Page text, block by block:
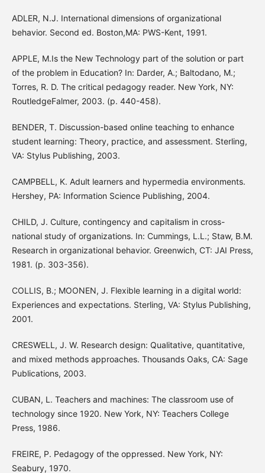
ADLER, N.J. International dimensions of organizational
behavior. Second ed. Boston,MA: PWS-Kent, 1991.
APPLE, M.Is the New Technology part of the solution or part
of the problem in Education? In: Darder, A.; Baltodano, M.;
Torres, R. D. The critical pedagogy reader. New York, NY:
RoutledgeFalmer, 2003. (p. 440-458).
BENDER, T. Discussion-based online teaching to enhance
student learning: Theory, practice, and assessment. Sterling,
VA: Stylus Publishing, 2003.
CAMPBELL, K. Adult learners and hypermedia environments.
Hershey, PA: Information Science Publishing, 2004.
CHILD, J. Culture, contingency and capitalism in cross-
national study of organizations. In: Cummings, L.L.; Staw, B.M.
Research in organizational behavior. Greenwich, CT: JAI Press,
1981. (p. 303-356).
COLLIS, B.; MOONEN, J. Flexible learning in a digital world:
Experiences and expectations. Sterling, VA: Stylus Publishing,
2001.
CRESWELL, J. W. Research design: Qualitative, quantitative,
and mixed methods approaches. Thousands Oaks, CA: Sage
Publications, 2003.
CUBAN, L. Teachers and machines: The classroom use of
technology since 1920. New York, NY: Teachers College
Press, 1986.
FREIRE, P. Pedagogy of the oppressed. New York, NY:
Seabury, 1970.